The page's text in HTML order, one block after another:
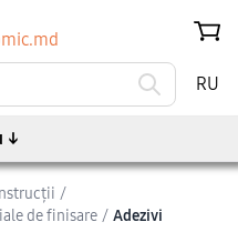
RU
/
de finisare / Adezivi
↓